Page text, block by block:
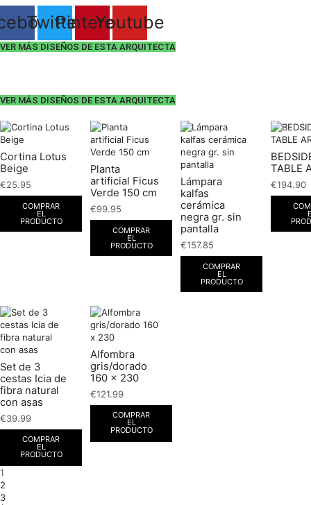
TwitterPinterestYoutube
VER MÁS DISEÑOS DE ESTA ARQUITECTA
VER MÁS DISEÑOS DE ESTA ARQUITECTA
Cortina Lotus
Beige
€25.95
COMPRAR
EL
PRODUCTO
Planta
artificial Ficus
Verde 150 cm
€99.95
COMPRAR
EL
PRODUCTO
Lámpara
kalfas
cerámica
negra gr. sin
pantalla
€157.85
COMPRAR
EL
PRODUCTO
TABLE
€194.90
Set de 3
cestas Icia de
fibra natural
con asas
€39.99
COMPRAR
EL
PRODUCTO
Alfombra
gris/dorado
160 x 230
€121.99
COMPRAR
EL
PRODUCTO
1
2
3